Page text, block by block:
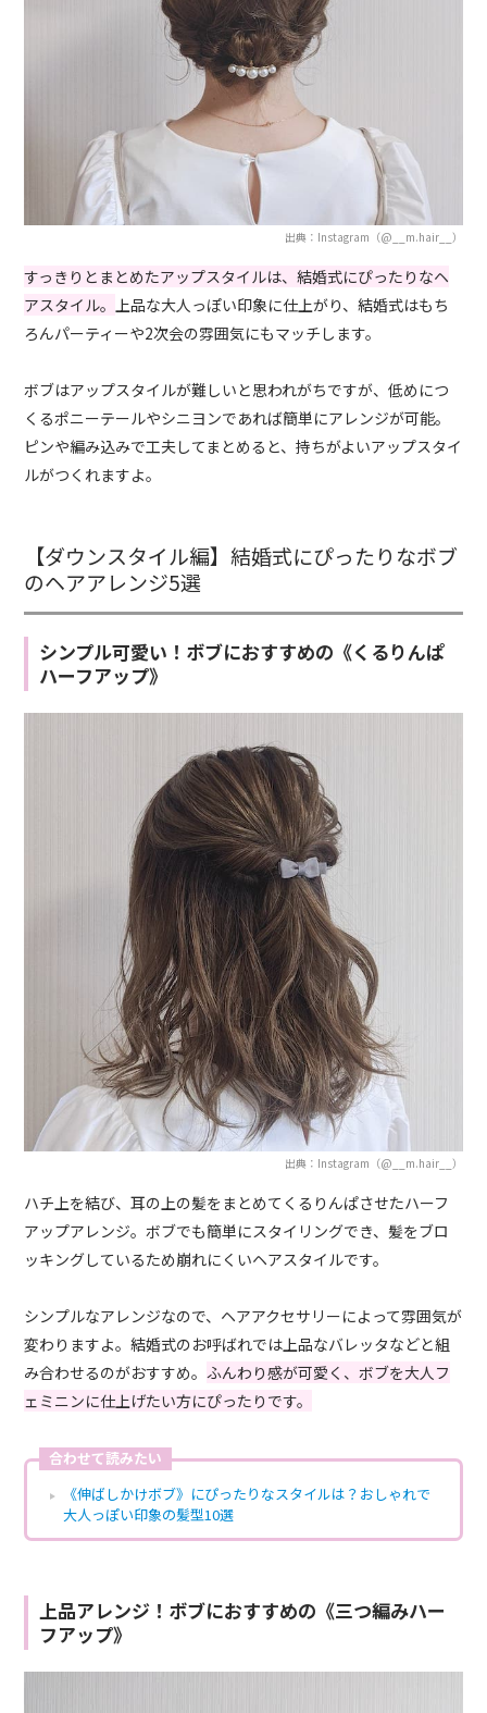
出典：Instagram（@__m.hair__）
すっきりとまとめたアップスタイルは、結婚式にぴったりなヘ
アスタイル。
上品な大人っぽい印象に仕上がり、結婚式はもち
ろんパーティーや2次会の雰囲気にもマッチします。
ボブはアップスタイルが難しいと思われがちですが、低めにつ
くるポニーテールやシニヨンであれば簡単にアレンジが可能。
ピンや編み込みで工夫してまとめると、持ちがよいアップスタイ
ルがつくれますよ。
【ダウンスタイル編】結婚式にぴったりなボブ
のヘアアレンジ5選
シンプル可愛い！ボブにおすすめの《くるりんぱ
ハーフアップ》
出典：Instagram（@__m.hair__）
ハチ上を結び、耳の上の髪をまとめてくる りんぱさせたハーフ
アップアレンジ。ボブでも簡単にスタイリングでき、髪をブロ
ッキングしているため崩れにくいヘアスタイルです。
シンプルなアレンジなので、ヘアアクセサリーによって雰囲気が
変わりますよ。結婚式のお呼ばれでは上品なバレッタなどと組
み合わせるのがおすすめ。ふんわり感が可愛く、ボブを大人フ
ェミニンに仕上げたい方にぴったりです。
合わせて読みたい
《伸ばしかけボブ》にぴったりなスタイルは？おしゃれで
大人っぽい印象の髪型10選
上品アレンジ！ボブにおすすめの《三つ編みハー
フアップ》